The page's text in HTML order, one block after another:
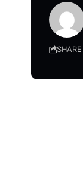
SHARE